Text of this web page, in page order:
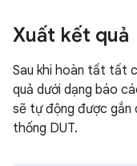
Xuất kết quả
Sau khi hoàn tất tất
quả dưới dạng báo
sẽ tự động được gắn
thống DUT.